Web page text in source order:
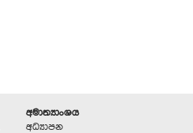
අමාත්‍යාංශය
අධ්‍යාපන